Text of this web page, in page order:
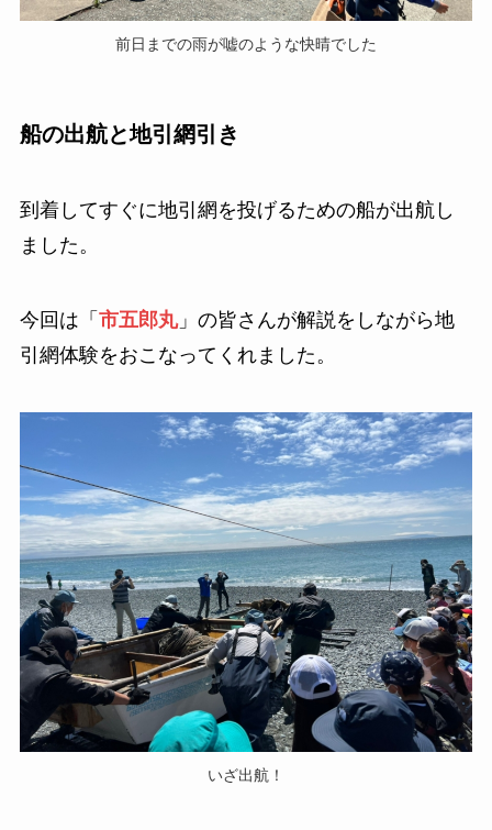
前日までの雨が嘘のような快晴でした
船の出航と地引網引き
到着してすぐに地引網を投げるための船が出航し
ました。
今回は「 市五郎丸」の皆さんが解説をしながら地
引網体験をおこなってくれました。
いざ出航！